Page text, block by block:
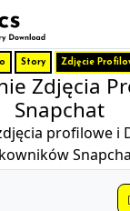
Story Zdjęcie
Zdjęcia
Snapchat
profilowe i